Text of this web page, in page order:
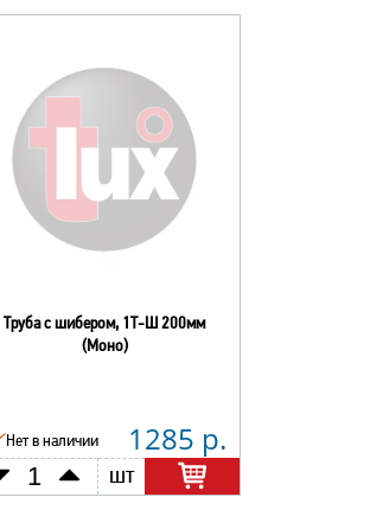
Труба с шибером, 1Т-Ш 200мм
(Моно)
Нет в наличии 1285 р.
шт